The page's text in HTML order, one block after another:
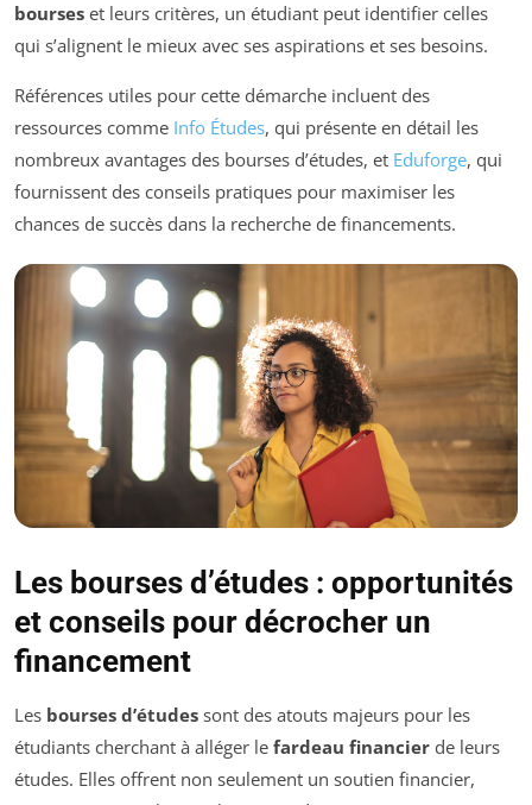
bourses et leurs critères, un étudiant peut identifier celles
qui s’alignent le mieux avec ses aspirations et ses besoins.
Références utiles pour cette démarche incluent des
ressources comme Info Études, qui présente en détail les
nombreux avantages des bourses d’études, et Eduforge, qui
fournissent des conseils pratiques pour maximiser les
chances de succès dans la recherche de financements.
Les bourses d’études : opportunités
et conseils pour décrocher un
financement
Les bourses d’études sont des atouts majeurs pour les
étudiants cherchant à alléger le fardeau financier de leurs
études. Elles offrent non seulement un soutien financier,